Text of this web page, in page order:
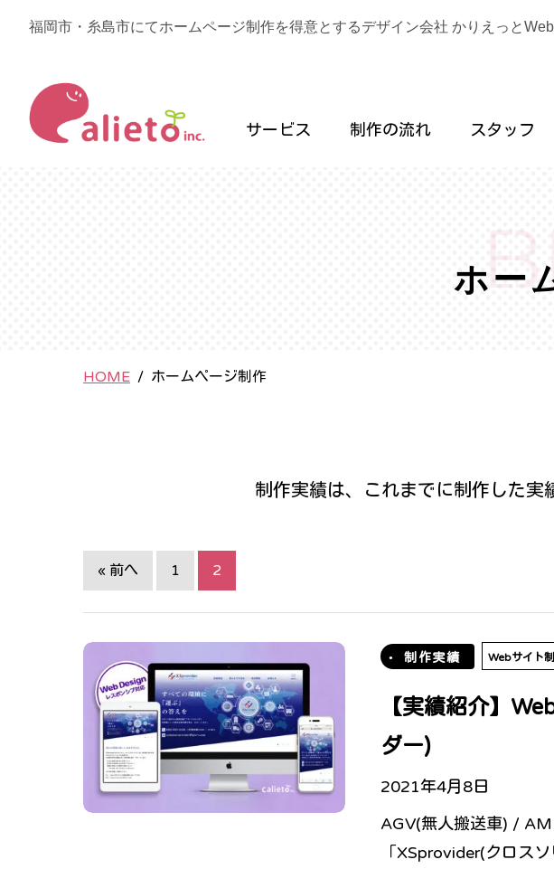
サービス 制作の流れ スタッフ
福岡市・糸島市にてホームページ制作を得意とするデザイン会社 かりえっと
ホー
HOME / ホームページ制作
制作実績は、これまでに制作した実
« 前へ 1 2
制作実績 Webサイト
【実績紹介】
ダー)
2021年4月8日
AGV(無人搬送車) /
「XSprovider(クロス